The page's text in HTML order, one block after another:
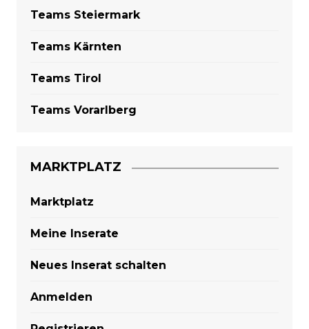
Teams Steiermark
Teams Kärnten
Teams Tirol
Teams Vorarlberg
MARKTPLATZ
Marktplatz
Meine Inserate
Neues Inserat schalten
Anmelden